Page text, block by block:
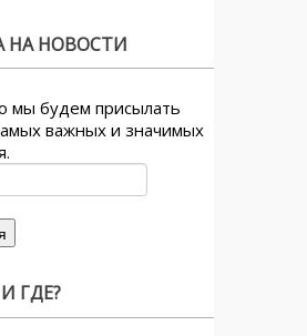
НА НОВОСТИ
мы будем присылать
важных и значимых
ГДЕ?